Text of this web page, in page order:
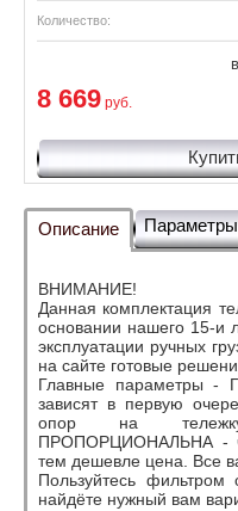
Количество:
8 669 руб.
Описание Параметры
ВНИМАНИЕ!
Данная комплектация
основании нашего 15-и
эксплуатации ручных
на сайте готовые
Главные параметры
зависят в первую
опор на
ПРОПОРЦИОНАЛЬНА -
тем дешевле цена. Все
Пользуйтесь
найдёте нужный вам